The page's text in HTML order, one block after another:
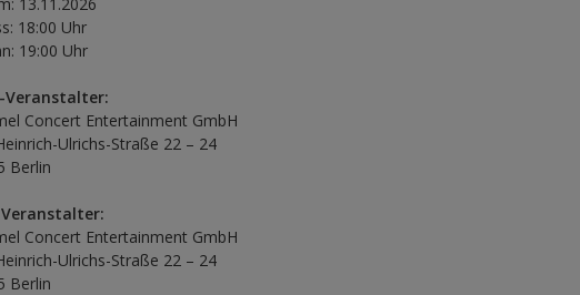
18:00 Uhr
19:00 Uhr
Veranstalter:
Concert Entertainment GmbH
Ulrichs-Straße 22 – 24
Berlin
Concert Entertainment GmbH
Ulrichs-Straße 22 – 24
Berlin